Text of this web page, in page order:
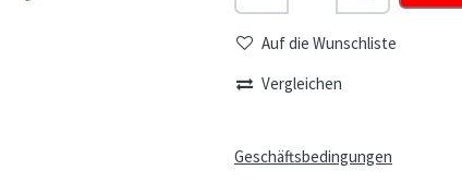
Auf die Wunschliste
Vergleichen
Geschäftsbedingungen